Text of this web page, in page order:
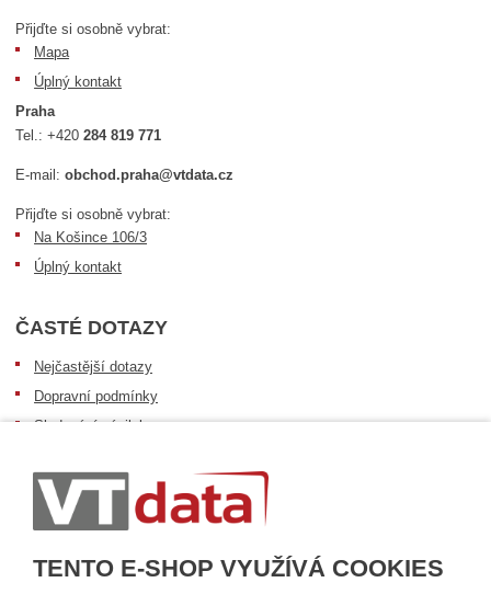
TENTO E-SHOP VYUŽÍVÁ COOKIES
Přijďte si osobně vybrat:
Mapa
Úplný kontakt
Praha
Tel.:+420284 819 771
E-mail:obchod.praha@vtdata.cz
Přijďte si osobně vybrat:
Na Košince 106/3
Úplný kontakt
ČASTÉ DOTAZY
Nejčastější dotazy
Dopravní podmínky
Sledování zásilek
Informace k dostupnosti zboží
Obecné informace